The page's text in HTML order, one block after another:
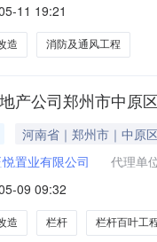
11 19:21
造 消防及通风工程
产公司郑州市中原
河南省｜郑州市｜中原区
置业有限公司 代理单
09 09:32
造 栏杆 栏杆百叶工